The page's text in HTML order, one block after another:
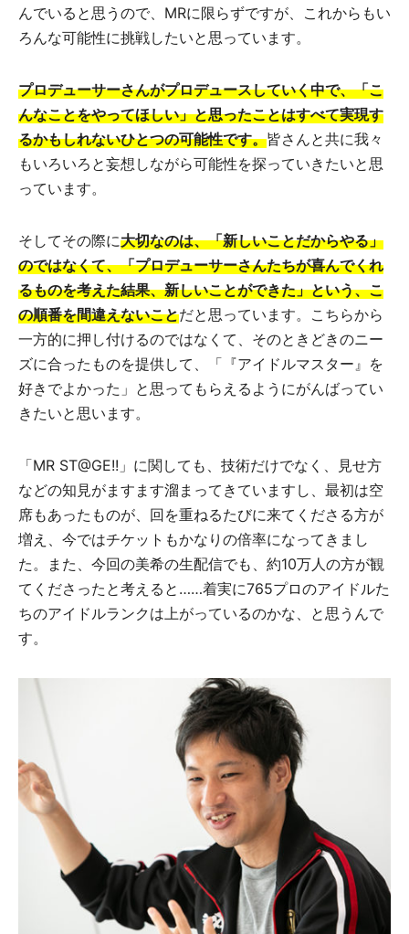
んでいると思うので、MRに限らずですが、これからもい
ろんな可能性に挑戦したいと思っています。
プロデューサーさんがプロデュースしていく中で、「こ
んなことをやってほしい」と思ったことはすべて実現す
るかもしれないひとつの可能性です。皆さんと共に我々
もいろいろと妄想しながら可能性を探っていきたいと思
っています。
そしてその際に大切なのは、「新しいことだからやる」
のではなくて、「プロデューサーさんたちが喜んでくれ
るものを考えた結果、新しいことができた」という、こ
の順番を間違えないことだと思っています。こちらから
一方的に押し付けるのではなくて、そのときどきのニー
ズに合ったものを提供して、「『アイドルマスター』を
好きでよかった」と思ってもらえるようにがんばってい
きたいと思います。
「MR ST@GE!!」に関しても、技術だけでなく、見せ方
などの知見がますます溜まってきていますし、最初は空
席もあったものが、回を重ねるたびに来てくださる方が
増え、今ではチケットもかなりの倍率になってきまし
た。また、今回の美希の生配信でも、約10万人の方が観
てくださったと考えると……着実に765プロのアイドルた
ちのアイドルランクは上がっているのかな、と思うんで
す。